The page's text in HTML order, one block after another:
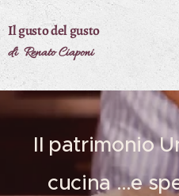
Il gusto del gusto
di Renato Ciaponi
Il patrimonio
cucina …e